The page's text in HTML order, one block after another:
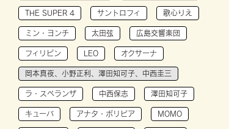
THE SUPER 4 サントロフィ 歌心りえ
ミン・ヨンチ 太田弦 広島交響楽団
フィリピン LEO オクサーナ
岡本真夜、小野正利、澤田知可子、中西圭三
ラ・スペランザ 中西保志 澤田知可子
キューバ アナタ・ボリビア MOMO